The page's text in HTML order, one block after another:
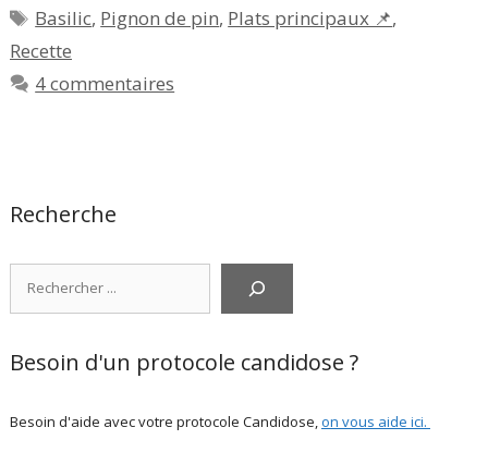
Étiquettes
Basilic, Pignon de pin, Plats principaux 📌,
Recette
4 commentaires
Recherche
Besoin d'un protocole candidose ?
Besoin d'aide avec votre protocole Candidose, on vous aide ici.